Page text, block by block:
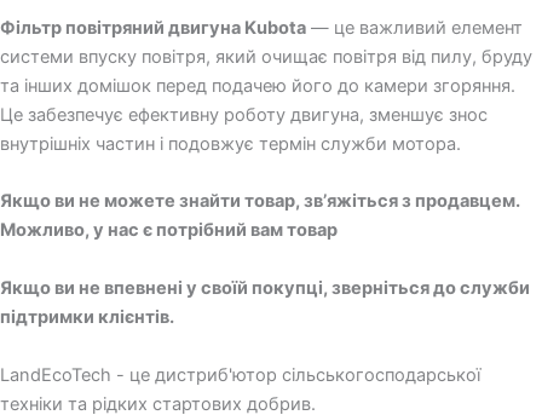
Фільтр повітряний двигуна Kubota — це важливий елемент
системи впуску повітря, який очищає повітря від пилу, бруду
та інших домішок перед подачею його до камери згоряння.
Це забезпечує ефективну роботу двигуна, зменшує знос
внутрішніх частин і подовжує термін служби мотора.
Якщо ви не можете знайти товар, зв’яжіться з продавцем.
Можливо, у нас є потрібний вам товар
Якщо ви не впевнені у своїй покупці, зверніться до служби
підтримки клієнтів.
LandEcoTech - це дистриб'ютор сільськогосподарської
техніки та рідких стартових добрив.